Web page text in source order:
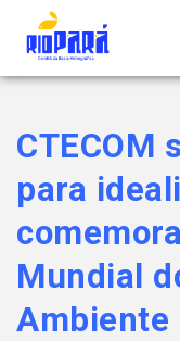
CTECOM
para
Mundial
Ambiente